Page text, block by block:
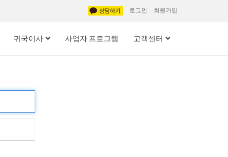
로그인 회원가입
귀국이사 사업자 프로그램 고객센터